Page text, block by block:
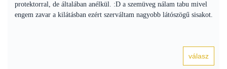
protektorral, de általában anélkül. :D a szemüveg nálam tabu mivel
engem zavar a kilátásban ezért szerváltam nagyobb látószögű sisakot.